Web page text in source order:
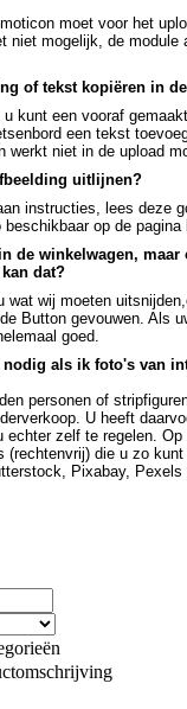
moet voor het
niet mogelijk, de module
of tekst kopiëren in
kunt een vooraf
een tekst
werkt niet in de upload
uitlijnen?
instructies, lees deze
op de pagina
de winkelwagen,
dat?
wat wij moeten
Button gevouwen. Als
goed.
nodig als ik foto's van
personen of
U heeft
echter zelf te regelen.
(rechtenvrij) die u zo
Pixabay, Pexels